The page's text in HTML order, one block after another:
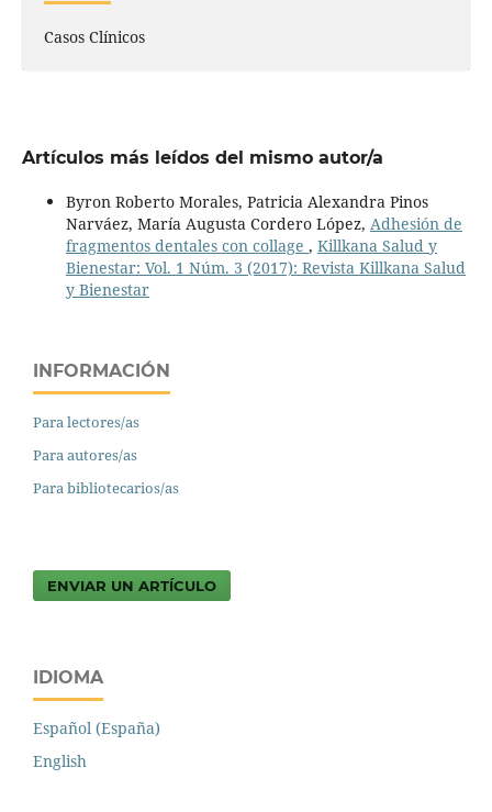
Casos Clínicos
Artículos más leídos del mismo autor/a
Byron Roberto Morales, Patricia Alexandra Pinos
Narváez, María Augusta Cordero López, Adhesión de
fragmentos dentales con collage , Killkana Salud y
Bienestar: Vol. 1 Núm. 3 (2017): Revista Killkana Salud
y Bienestar
INFORMACIÓN
Para lectores/as
Para autores/as
Para bibliotecarios/as
ENVIAR UN ARTÍCULO
IDIOMA
Español (España)
English